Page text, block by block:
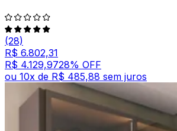
(28)
R$ 6.802,31
R$ 4.129,9728% OFF
ou 10x de R$ 485,88 sem juros